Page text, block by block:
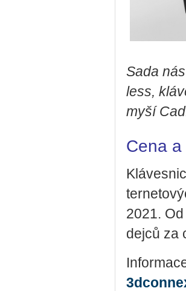
Sada
less,
myší
Cena
2021.
dej­ců za